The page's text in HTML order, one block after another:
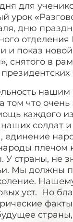
для
урок
дню
и показ
снятого в
том что
каждого
солдат
У страны, не
Мы должны
уст. Но